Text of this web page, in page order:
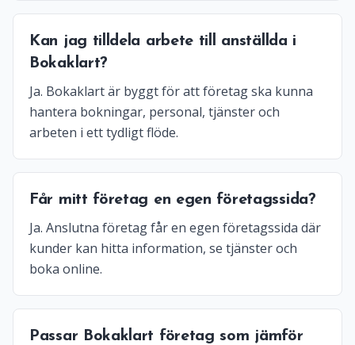
Kan jag tilldela arbete till anställda i
Bokaklart?
Ja. Bokaklart är byggt för att företag ska kunna
hantera bokningar, personal, tjänster och
arbeten i ett tydligt flöde.
Får mitt företag en egen företagssida?
Ja. Anslutna företag får en egen företagssida där
kunder kan hitta information, se tjänster och
boka online.
Passar Bokaklart företag som jämför